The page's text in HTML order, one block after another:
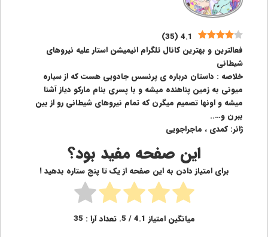
4.1
(
35
)
فعالترین و بهترین کانال تلگرام انیمیشن استار علیه نیروهای
شیطانی
خلاصه : داستان درباره ی پرنسس جادویی هست که از سیاره
میونی به زمین پناهنده میشه و با پسری بنام مارکو دیاز آشنا
میشه و اونها تصمیم میگرن که تمام نیروهای شیطانی رو از بین
ببرن و…..
ژانر: کمدی ، ماجراجویی
این صفحه مفید بود؟
برای امتیاز دادن به این صفحه از یک تا پنج ستاره بدهید !
میانگین امتیاز 4.1/ 5. تعداد آرا : 35